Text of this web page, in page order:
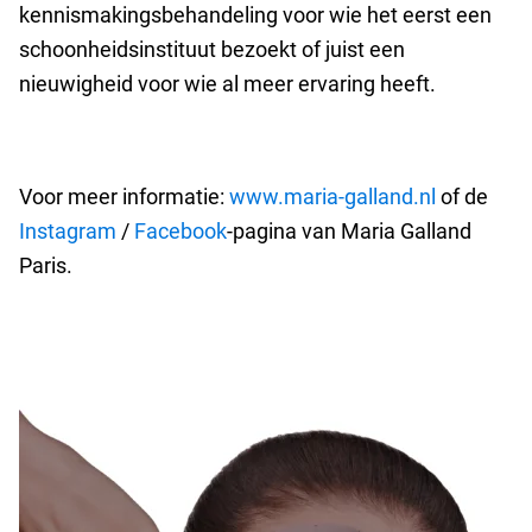
kennismakingsbehandeling voor wie het eerst een
schoonheidsinstituut bezoekt of juist een
nieuwigheid voor wie al meer ervaring heeft.
Voor meer informatie: www.maria-galland.nl of de
Instagram / Facebook-pagina van Maria Galland
Paris.